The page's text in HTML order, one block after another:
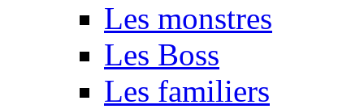
Les monstres
Les Boss
Les familiers